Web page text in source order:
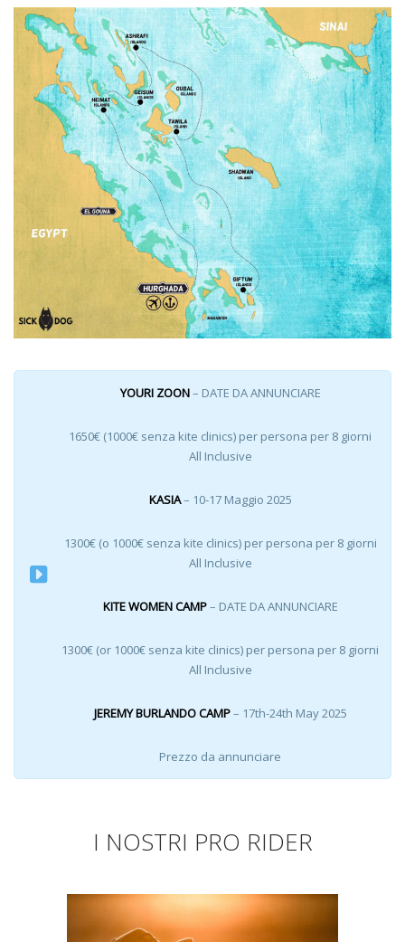
YOURI ZOON– DATE DA ANNUNCIARE
1650€ (1000€ senza kite clinics) per persona per 8 giorni
All Inclusive
KASIA– 10-17 Maggio 2025
1300€ (o 1000€ senza kite clinics) per persona per 8 giorni
All Inclusive
KITE WOMEN CAMP– DATE DA ANNUNCIARE
1300€ (or 1000€ senza kite clinics) per persona per 8 giorni
All Inclusive
JEREMY BURLANDO CAMP– 17th-24th May 2025
Prezzo da annunciare
I NOSTRI PRO RIDER